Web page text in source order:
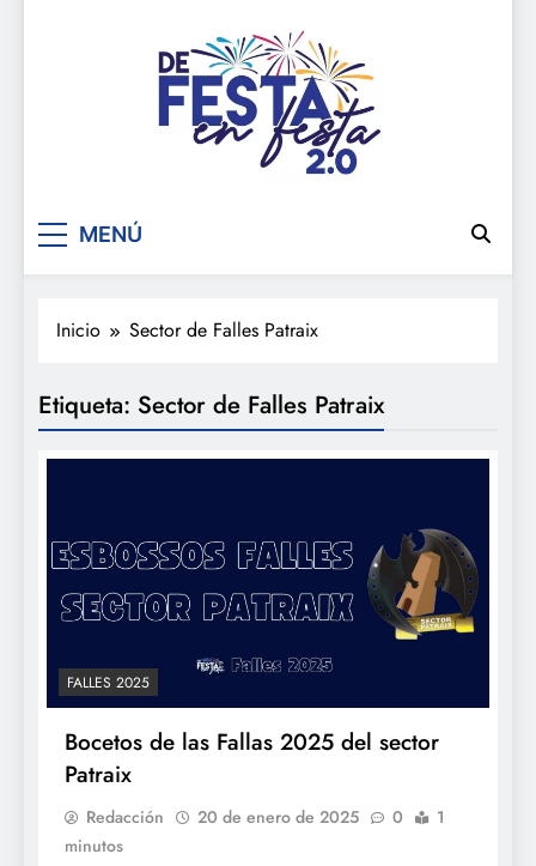
De festa en festa 2.0
MENÚ
Inicio Sector de Falles Patraix
Etiqueta: Sector de Falles Patraix
FALLES 2025
Bocetos de las Fallas 2025 del sector
Patraix
Redacción 20 de enero de 2025 0
1
minutos